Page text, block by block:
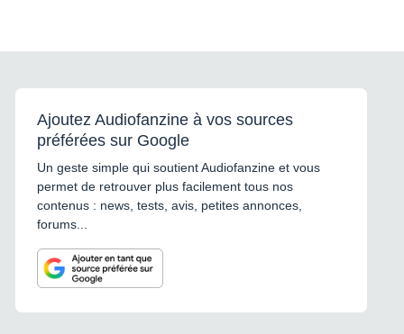
Ajoutez Audiofanzine à vos sources
préférées sur Google
Un geste simple qui soutient Audiofanzine et vous
permet de retrouver plus facilement tous nos
contenus : news, tests, avis, petites annonces,
forums...